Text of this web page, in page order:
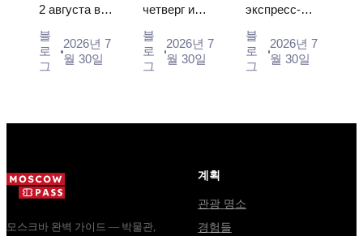
스크바에서
가는 방법
2 августа в
деревянного
зодчества.
через
Владими...
블
로
그
2026년 7
월 30일
되는 주요
사항
четверг и
10:00 до
13:00, вход
블
로
그
2026년 7
월 30일
익스프레스,
버스, 또는
전철
экспресс-
450 рублей,
социальный
블
로
그
2026년 7
월 30일
모스크바 완벽 가이드 — 박물관,
계획
관광 명소
경험들